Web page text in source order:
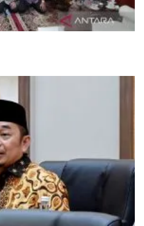
perkuat sinergi